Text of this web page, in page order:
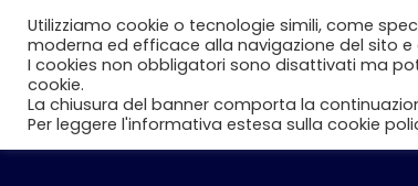
contenuto
Perché noi Studenti
Utilizziamo cookie o tecnologie simili, come
moderna ed efficace alla navigazione del sito e
I cookies non obbligatori sono disattivati ma
cookie.
La chiusura del banner comporta la
Per leggere l'informativa estesa sulla cookie